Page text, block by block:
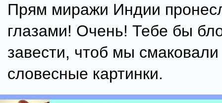
Прям миражи Индии
глазами! Очень! Тебе бы
завести, чтоб мы смаковали
словесные картинки.